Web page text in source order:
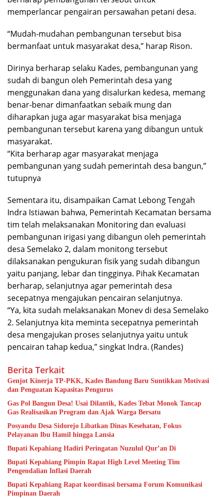
memperlancar pengairan persawahan petani desa.
“Mudah-mudahan pembangunan tersebut bisa
bermanfaat untuk masyarakat desa,” harap Rison.
Dirinya berharap selaku Kades, pembangunan yang
sudah di bangun oleh Pemerintah desa yang
menggunakan dana yang disalurkan kedesa, memang
benar-benar dimanfaatkan sebaik mung dan
diharapkan juga agar masyarakat bisa menjaga
pembangunan tersebut karena yang dibangun untuk
masyarakat.
“Kita berharap agar masyarakat menjaga
pembangunan yang sudah pemerintah desa bangun,”
tutupnya
Sementara itu, disampaikan Camat Lebong Tengah
Indra Istiawan bahwa, Pemerintah Kecamatan bersama
tim telah melaksanakan Monitoring dan evaluasi
pembangunan irigasi yang dibangun oleh pemerintah
desa Semelako 2, dalam monitong tersebut
dilaksanakan pengukuran fisik yang sudah dibangun
yaitu panjang, lebar dan tingginya. Pihak Kecamatan
berharap, selanjutnya agar pemerintah desa
secepatnya mengajukan pencairan selanjutnya.
“Ya, kita sudah melaksanakan Monev di desa Semelako
2. Selanjutnya kita meminta secepatnya pemerintah
desa mengajukan proses selanjutnya yaitu untuk
pencairan tahap kedua,” singkat Indra. (Randes)
Berita Terkait
Genjot Kinerja TP-PKK, Kades Bandung Baru Suntikkan Motivasi
dan Penguatan Kapasitas Pengurus
Gas Pol Bangun Desa! Usai Dilantik, Kades Tebat Monok Tancap
Gas Realisasikan Program dan Ajak Warga Bersatu
Posyandu Desa Sidorejo Libatkan Dinas Kesehatan, Fokus
Pelayanan Ibu Hamil hingga Lansia
Bupati Kepahiang Hadiri Peringatan Nuzulul Qur’an Di
Bupati Kepahiang Pimpin Rapat High Level Meeting Tim
Pengendalian Inflasi Daerah
Bupati Kepahiang Rapat koordinasi bersama Forum Komunikasi
Pimpinan Daerah